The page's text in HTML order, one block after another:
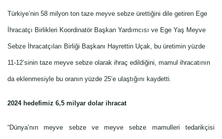
Türkiye’nin 58 milyon ton taze meyve sebze ürettiğini dile getiren Ege
İhracatçı Birlikleri Koordinatör Başkan Yardımcısı ve Ege Yaş Meyve
Sebze İhracatçıları Birliği Başkanı Hayrettin Uçak, bu üretimin yüzde
11-12’sinin taze meyve sebze olarak ihraç edildiğini, mamul ihracatının
da eklenmesiyle bu oranın yüzde 25’e ulaştığını kaydetti.
2024 hedefimiz 6,5 milyar dolar ihracat
“Dünya’nın meyve sebze ve meyve sebze mamulleri tedarikçisi